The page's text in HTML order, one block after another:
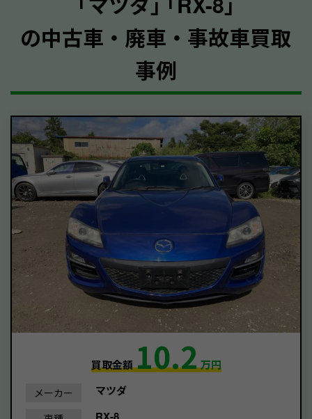
の中古車・廃車・事故車買取
事例
買取金額10.2万円
メーカー マツダ